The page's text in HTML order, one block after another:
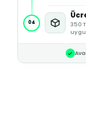
04
350